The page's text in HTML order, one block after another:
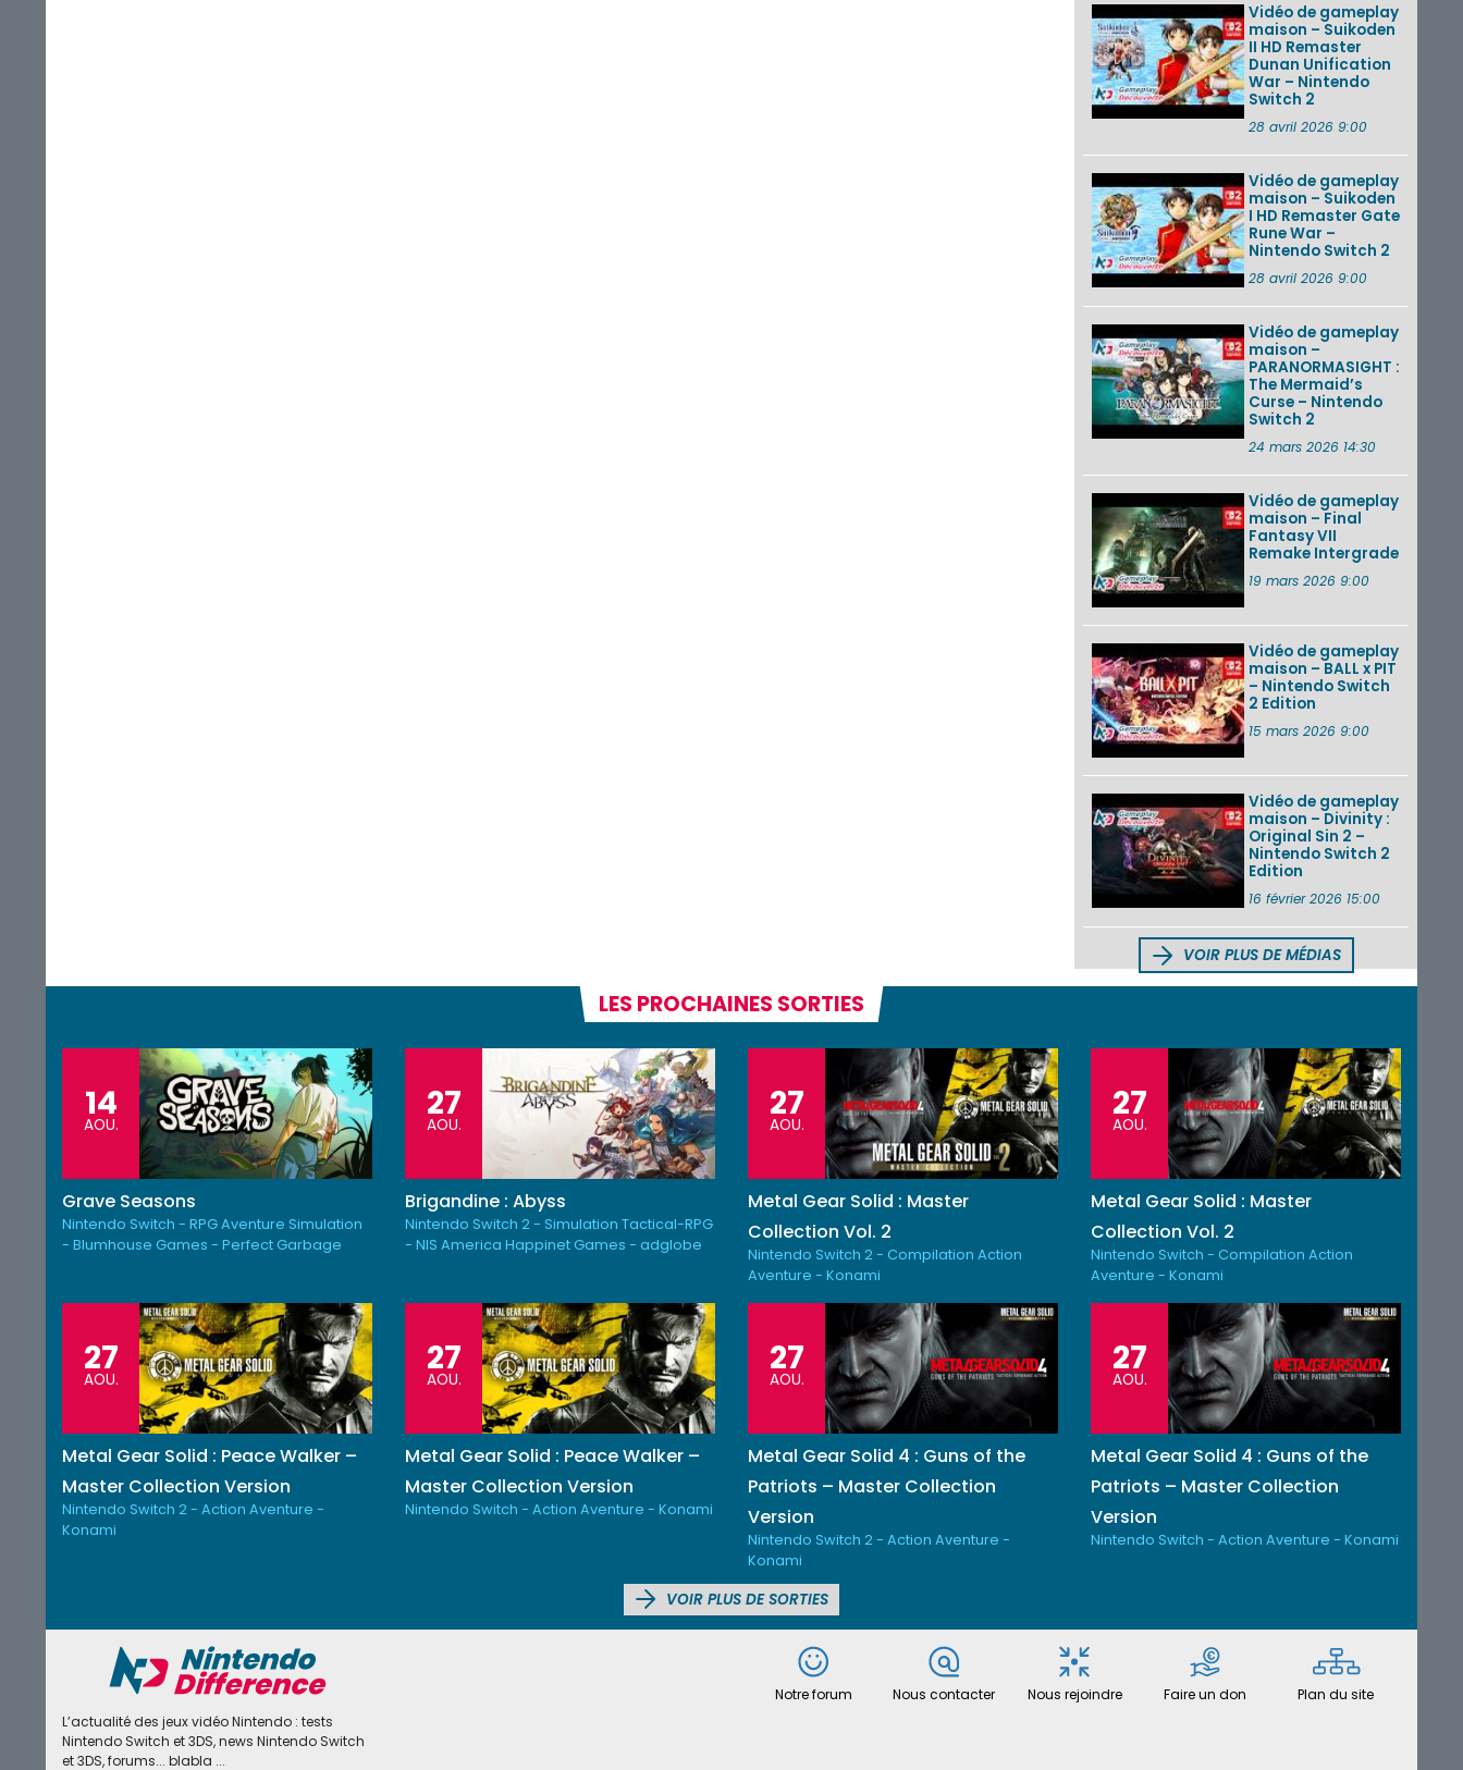
Vidéo de gameplay
maison – Suikoden
II HD Remaster
Dunan Unification
War – Nintendo
Switch 2
28 avril 2026 9:00
Vidéo de gameplay
maison – Suikoden
I HD Remaster Gate
Rune War –
Nintendo Switch 2
28 avril 2026 9:00
Vidéo de gameplay
maison –
PARANORMASIGHT :
The Mermaid’s
Curse – Nintendo
Switch 2
24 mars 2026 14:30
Vidéo de gameplay
maison – Final
Fantasy VII
Remake Intergrade
19 mars 2026 9:00
Vidéo de gameplay
maison – BALL x PIT
– Nintendo Switch
2 Edition
15 mars 2026 9:00
Vidéo de gameplay
maison – Divinity :
Original Sin 2 –
Nintendo Switch 2
Edition
16 février 2026 15:00
VOIR PLUS DE MÉDIAS
LES PROCHAINES SORTIES
14
AOU.
Grave Seasons
Nintendo Switch - RPG Aventure Simulation
- Blumhouse Games - Perfect Garbage
27
AOU.
Brigandine : Abyss
Nintendo Switch 2 - Simulation Tactical-RPG
- NIS America Happinet Games - adglobe
27
AOU.
Metal Gear Solid : Master
Collection Vol. 2
Nintendo Switch 2 - Compilation Action
Aventure - Konami
27
AOU.
Metal Gear Solid : Master
Collection Vol. 2
Nintendo Switch - Compilation Action
Aventure - Konami
27
AOU.
Metal Gear Solid : Peace Walker –
Master Collection Version
Nintendo Switch 2 - Action Aventure -
Konami
27
AOU.
Metal Gear Solid : Peace Walker –
Master Collection Version
Nintendo Switch - Action Aventure - Konami
27
AOU.
Metal Gear Solid 4 : Guns of the
Patriots – Master Collection
Version
Nintendo Switch 2 - Action Aventure -
Konami
27
AOU.
Metal Gear Solid 4 : Guns of the
Patriots – Master Collection
Version
Nintendo Switch - Action Aventure - Konami
VOIR PLUS DE SORTIES
L’actualité des jeux vidéo Nintendo : tests
Nintendo Switch et 3DS, news Nintendo Switch
et 3DS, forums... blabla ...
Notre forum Nous contacter Nous rejoindre Faire un don Plan du site